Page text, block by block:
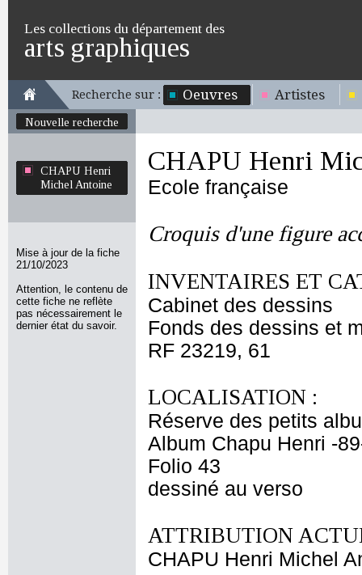
Les collections du département des
arts graphiques
Recherche sur : Oeuvres Artistes
Nouvelle recherche
CHAPU Henri
Michel Antoine
Mise à jour de la fiche
21/10/2023
Attention, le contenu de
cette fiche ne reflète
pas nécessairement le
dernier état du savoir.
CHAPU Henri
Ecole française
Croquis d'une figure
INVENTAIRES ET
Cabinet des dessins
Fonds des dessins et
RF 23219, 61
LOCALISATION :
Réserve des petits
Album Chapu Henri -
Folio 43
dessiné au verso
ATTRIBUTION
CHAPU Henri Michel